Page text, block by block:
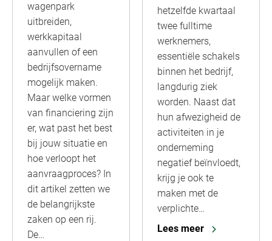
wagenpark
uitbreiden,
werkkapitaal
aanvullen of een
bedrijfsovername
mogelijk maken.
Maar welke vormen
van financiering zijn
er, wat past het best
bij jouw situatie en
hoe verloopt het
aanvraagproces? In
dit artikel zetten we
de belangrijkste
zaken op een rij.
De…
hetzelfde kwartaal
twee fulltime
werknemers,
essentiële schakels
binnen het bedrijf,
langdurig ziek
worden. Naast dat
hun afwezigheid de
activiteiten in je
onderneming
negatief beïnvloedt,
krijg je ook te
maken met de
verplichte…
Lees meer